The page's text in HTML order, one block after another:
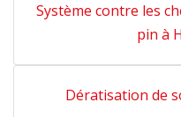
Système contre les
pin à
Dératisation de